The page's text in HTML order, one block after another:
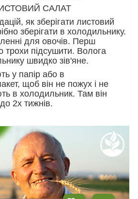
САЛАТ
як зберігати листовий
зберігати в холодильнику.
для овочів. Перш
трохи підсушити. Волога
швидко зів'яне.
у папір або в
щоб він не пожух і не
в холодильник. Там він
2х тижнів.